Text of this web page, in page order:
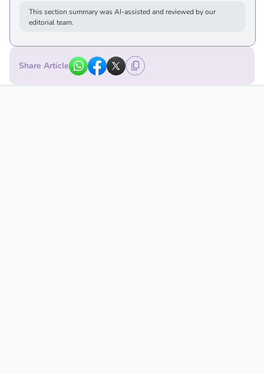
This section summary was AI-assisted and reviewed by our
editorial team.
Share Article